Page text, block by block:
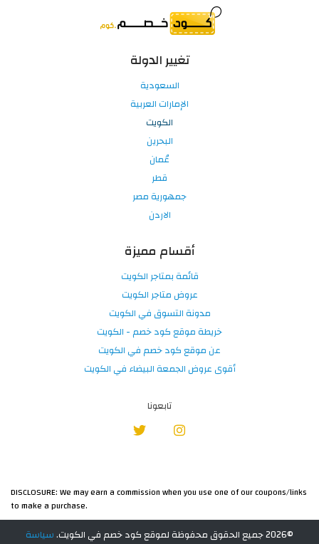
تغيير الدولة
السعودية
الإمارات العربية
الكويت
البحرين
عُمان
قطر
جمهورية مصر
الاردن
أقسام مميزة
قائمة بمتاجر الكويت
عروض متاجر الكويت
مدونة التسوق في الكويت
خريطة موقع كود خصم - الكويت
عن موقع كود خصم في الكويت
أقوى عروض الجمعة البيضاء في الكويت
تابعونا
DISCLOSURE: We may earn a commission when you use one of our coupons/links
to make a purchase.
©2026 جميع الحقوق محفوظة لموقع كود خصم في الكويت.
سياسة